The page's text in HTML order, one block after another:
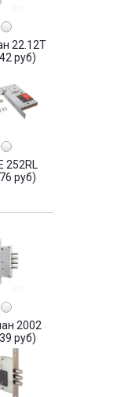
22.12Т
руб)
252RL
руб)
2002
руб)